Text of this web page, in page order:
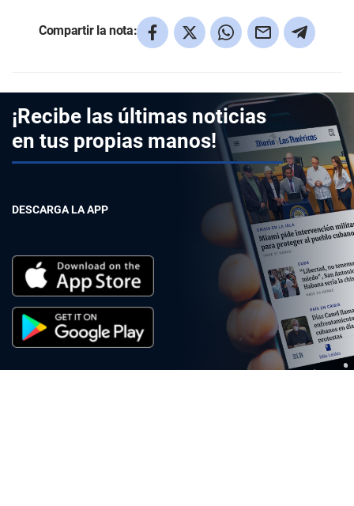
Compartir la nota:
¡Recibe las últimas noticias
en tus propias manos!
DESCARGA LA APP